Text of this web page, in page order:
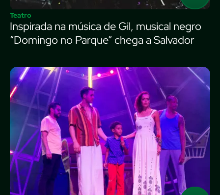
Teatro
Inspirada na música de Gil, musical negro
“Domingo no Parque” chega a Salvador